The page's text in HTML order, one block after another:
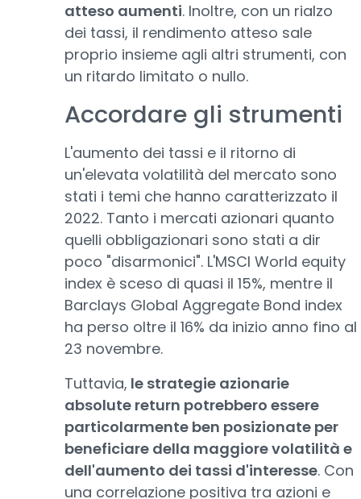
atteso aumenti. Inoltre, con un rialzo
dei tassi, il rendimento atteso sale
proprio insieme agli altri strumenti, con
un ritardo limitato o nullo.
Accordare gli strumenti
L'aumento dei tassi e il ritorno di
un'elevata volatilità del mercato sono
stati i temi che hanno caratterizzato il
2022. Tanto i mercati azionari quanto
quelli obbligazionari sono stati a dir
poco "disarmonici". L'MSCI World equity
index è sceso di quasi il 15%, mentre il
Barclays Global Aggregate Bond index
ha perso oltre il 16% da inizio anno fino al
23 novembre.
Tuttavia, le strategie azionarie
absolute return potrebbero essere
particolarmente ben posizionate per
beneficiare della maggiore volatilità e
dell'aumento dei tassi d'interesse. Con
una correlazione positiva tra azioni e